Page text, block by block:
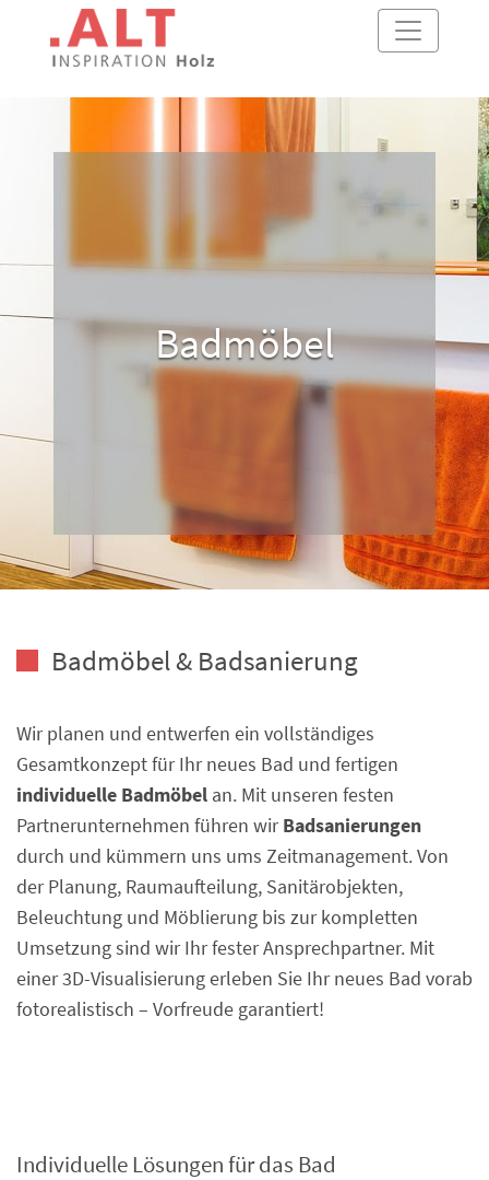
Badmöbel
Badmöbel & Badsanierung
Wir planen und entwerfen ein vollständiges
Gesamtkonzept für Ihr neues Bad und fertigen
individuelle Badmöbel an. Mit unseren festen
Partnerunternehmen führen wirBadsanierungen
durch und kümmern uns ums Zeitmanagement. Von
der Planung, Raumaufteilung, Sanitärobjekten,
Beleuchtung und Möblierung bis zur kompletten
Umsetzung sind wir Ihr fester Ansprechpartner. Mit
einer 3D-Visualisierung erleben Sie Ihr neues Bad vorab
fotorealistisch – Vorfreude garantiert!
Individuelle Lösungen für das Bad